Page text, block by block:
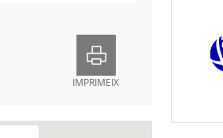
IMPRIMEIX